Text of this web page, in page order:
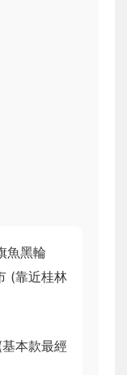
魚黑輪
(靠近桂林
本款最經